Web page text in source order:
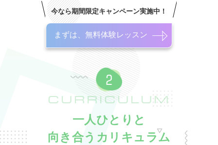
今なら期間限定キャンペーン実施中！
まずは、無料体験レッスン
CURRICULUM
一人ひとりと
向き合うカリキュラム